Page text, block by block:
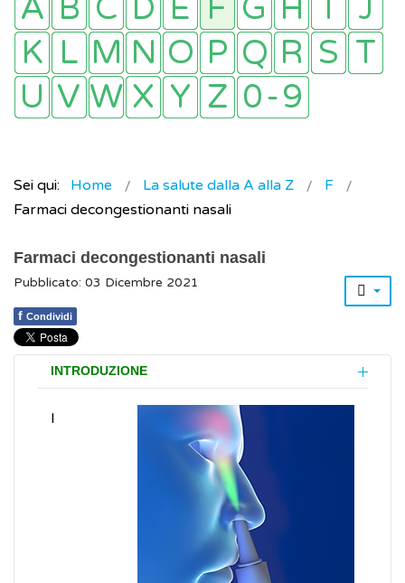
Sei qui: Home La salute dalla A alla Z
F
Farmaci decongestionanti nasali
Farmaci decongestionanti nasali
Pubblicato: 03 Dicembre 2021
f Condividi
INTRODUZIONE
I